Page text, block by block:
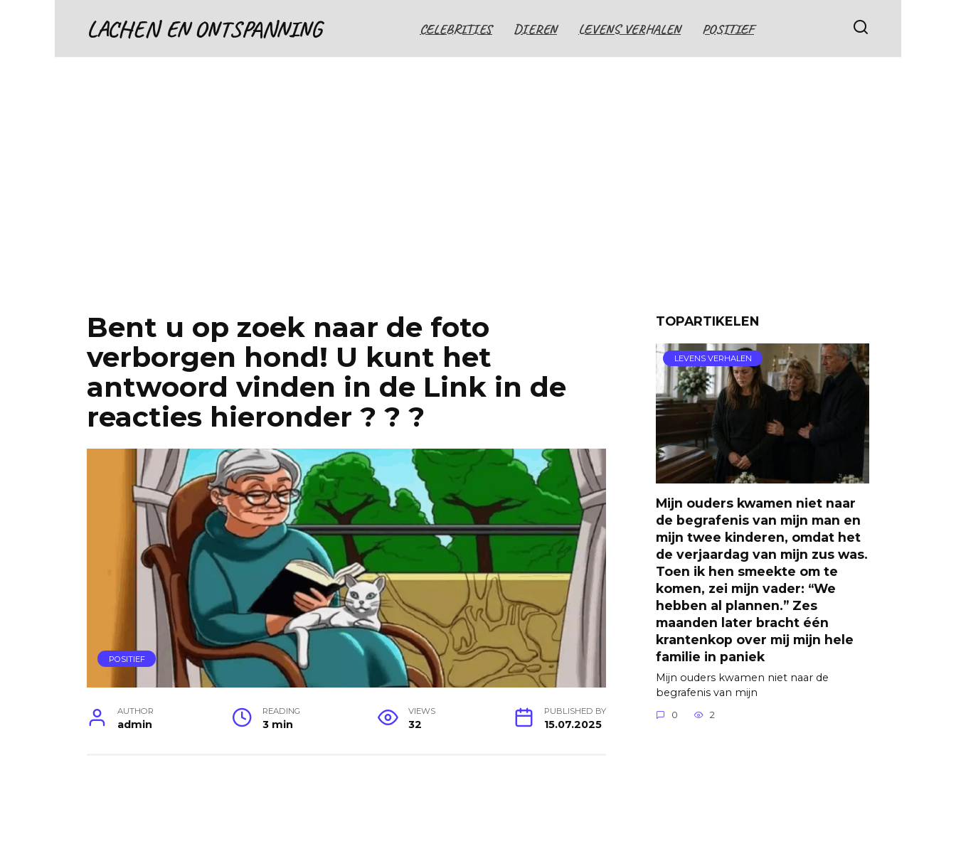
LACHEN EN ONTSPANNING CELEBRITIES DIEREN LEVENS VERHALEN POSITIEF
Bent u op zoek naar de foto
verborgen hond! U kunt het
antwoord vinden in de Link in de
reacties hieronder ? ? ?
POSITIEF
AUTHOR
admin
READING
3 min
VIEWS
32
PUBLISHED BY
15.07.2025
TOPARTIKELEN
LEVENS VERHALEN
Mijn ouders kwamen niet naar
de begrafenis van mijn man en
mijn twee kinderen, omdat het
de verjaardag van mijn zus was.
Toen ik hen smeekte om te
komen, zei mijn vader: “We
hebben al plannen.” Zes
maanden later bracht één
krantenkop over mij mijn hele
familie in paniek
Mijn ouders kwamen niet naar de
begrafenis van mijn
0 2